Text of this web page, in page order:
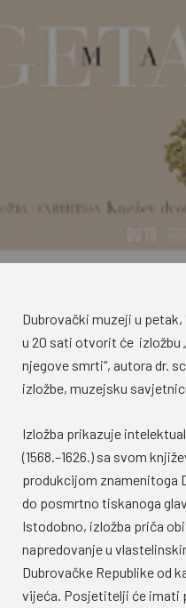
Dubrovački muzeji u petak,
u 20 sati otvorit će izložbu
njegove smrti“, autora dr.
izložbe, muzejsku
Izložba prikazuje
(1568.–1626.) sa svom
produkcijom znamenitoga
do posmrtno tiskanoga
Istodobno, izložba priča
napredovanje u
Dubrovačke Republike od
vijeća. Posjetitelji će imati